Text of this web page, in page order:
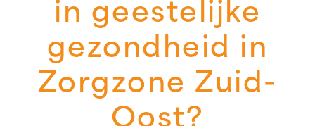
in geestelijke
gezondheid in
Zorgzone Zuid-
Oost?